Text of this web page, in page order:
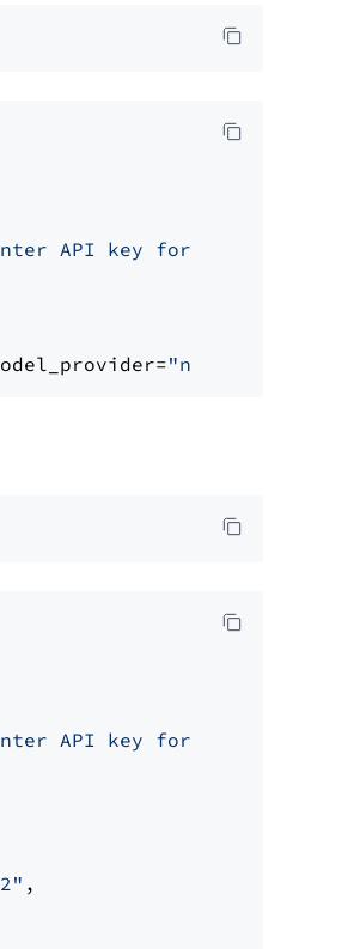
API key for NVIDIA: "
"nvidia"
API key for IBM watsonx: "
,